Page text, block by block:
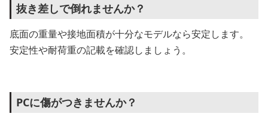
抜き差しで倒れませんか？
底面の重量や接地面積が十分なモデルなら安定します。
安定性や耐荷重の記載を確認しましょう。
PCに傷がつきませんか？